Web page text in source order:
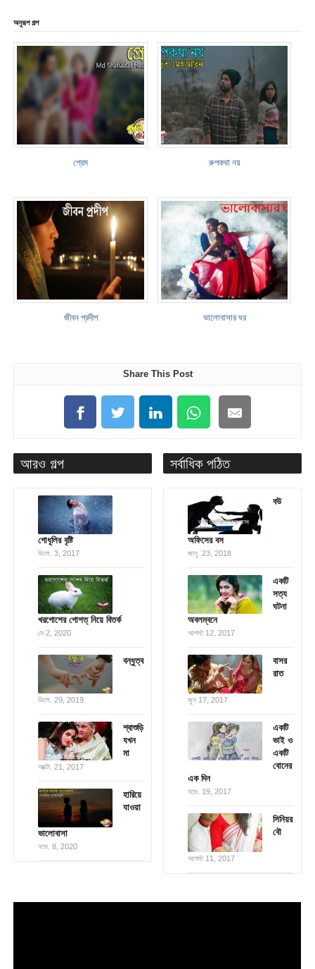
অনুরূপ গল্প
প্রেম রুপকথা নয়
জীবন প্রদীপ ভালোবাসার ঘর
Share This Post
আরও গল্প
গোধূলির বৃষ্টি
ডিসে. 3, 2017
খরগোশের গোশত্ নিয়ে বিতর্ক
মে 2, 2020
বন্ধুত্ব
ডিসে. 29, 2019
শ্বাশুড়ি
যখন
মা
অক্টো. 21, 2017
হারিয়ে
যাওয়া
ভালোবাসা
নভে. 8, 2020
সর্বাধিক পঠিত
বউ
অফিসের বস
জানু. 23, 2018
একটি
সত্য
ঘটনা
অবলম্বনে
আগস্ট 12, 2017
বাসর
রাত
জুন 17, 2017
একটি
ভাই ও
একটি
বোনের
এক দিন
নভে. 19, 2017
সিনিয়র
বৌ
আগস্ট 11, 2017